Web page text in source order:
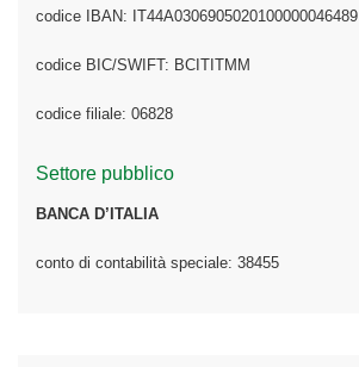
codice IBAN: IT44A0306905020100000046489
codice BIC/SWIFT: BCITITMM
codice filiale: 06828
Settore pubblico
BANCA D’ITALIA
conto di contabilità speciale: 38455